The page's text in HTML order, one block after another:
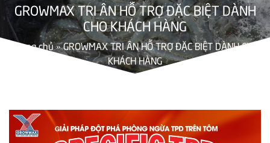
GROWMAX TRI ÂN HỖ TRỢ ĐẶC BIỆT DÀNH
CHO KHÁCH HÀNG
Trang chủ»GROWMAX TRI ÂN HỖ TRỢ ĐẶC BIỆT DÀNH CHO
KHÁCH HÀNG